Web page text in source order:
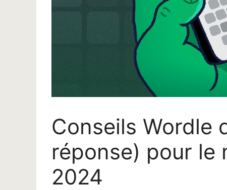
Conseils Wordle
réponse) pour le
2024